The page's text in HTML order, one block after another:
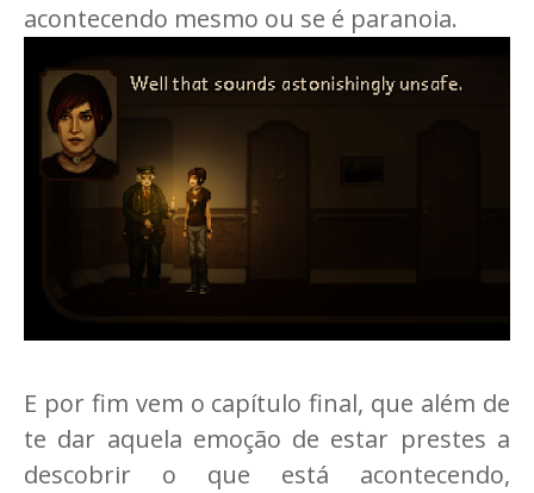
acontecendo mesmo ou se é paranoia.
E por fim vem o capítulo final, que além de
te dar aquela emoção de estar prestes a
descobrir o que está acontecendo,